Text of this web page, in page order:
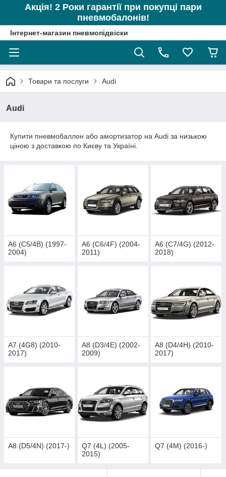
Акція! 2 Роки гарантії при покупці пари
пневмобалонів!
Інтернет-магазин пневмопідвіски
Товари та послуги Audi
Audi
Купити пневмобаллон або амортизатор на Audi за низькою
ціною з доставкою по Києву та Україні.
A6 (C5/4B) (1997-
2004)
A6 (C6/4F) (2004-
2011)
A6 (C7/4G) (2012-
2018)
A7 (4G8) (2010-
2017)
A8 (D3/4E) (2002-
2009)
A8 (D4/4H) (2010-
2017)
A8 (D5/4N) (2017-)
Q7 (4L) (2005-
2015)
Q7 (4M) (2016-)